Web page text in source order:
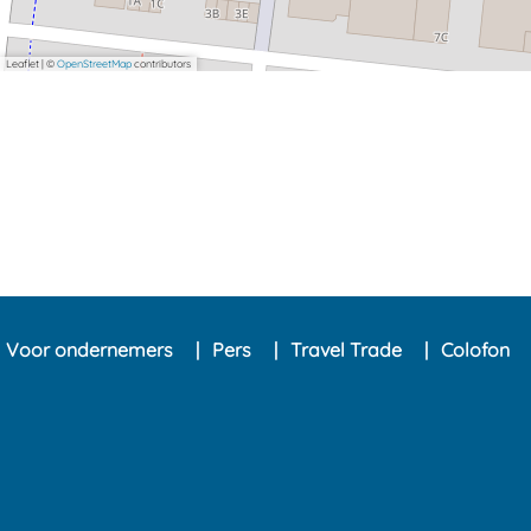
Leaflet|©OpenStreetMapcontributors
Voor ondernemers Pers Travel Trade Colofon